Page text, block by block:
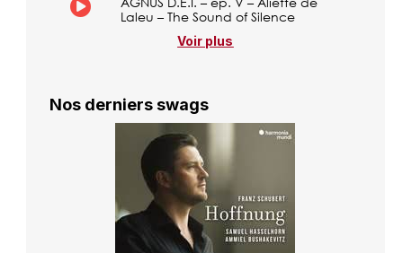
Laleu – The Sound of Silence
Voir plus
Nos derniers swags